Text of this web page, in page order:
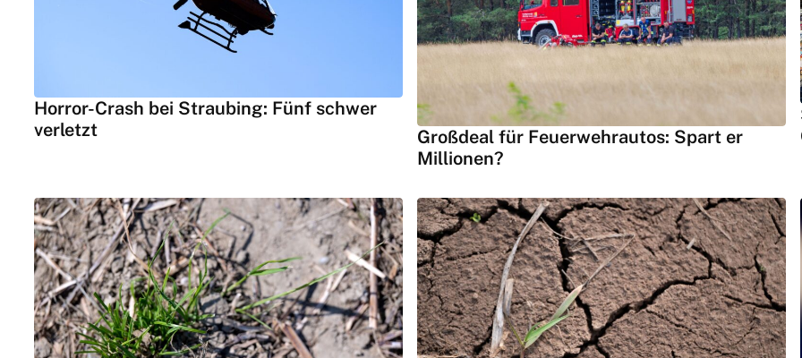
Horror-Crash bei Straubing: Fünf schwer
verletzt
Großdeal für Feuerwehrautos: Spart er
Millionen?